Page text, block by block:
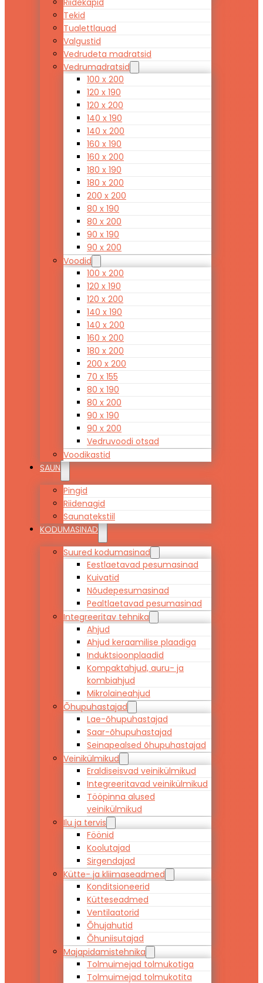
Riidekapid
Tekid
Tualettlauad
Valgustid
Vedrudeta madratsid
Vedrumadratsid
100 x 200
120 x 190
120 x 200
140 x 190
140 x 200
160 x 190
160 x 200
180 x 190
180 x 200
200 x 200
80 x 190
80 x 200
90 x 190
90 x 200
Voodid
100 x 200
120 x 190
120 x 200
140 x 190
140 x 200
160 x 200
180 x 200
200 x 200
70 x 155
80 x 190
80 x 200
90 x 190
90 x 200
Vedruvoodi otsad
Voodikastid
SAUN
Pingid
Riidenagid
Saunatekstiil
KODUMASINAD
Suured kodumasinad
Eestlaetavad pesumasinad
Kuivatid
Nõudepesumasinad
Pealtlaetavad pesumasinad
Integreeritav tehnika
Ahjud
Ahjud keraamilise plaadiga
Induktsioonplaadid
Kompaktahjud, auru- ja
kombiahjud
Mikrolaineahjud
Õhupuhastajad
Lae-õhupuhastajad
Saar-õhupuhastajad
Seinapealsed õhupuhastajad
Veinikülmikud
Eraldiseisvad veinikülmikud
Integreeritavad veinikülmikud
Tööpinna alused
veinikülmikud
Ilu ja tervis
Föönid
Koolutajad
Sirgendajad
Kütte- ja kliimaseadmed
Konditsioneerid
Kütteseadmed
Ventilaatorid
Õhujahutid
Õhuniisutajad
Majapidamistehnika
Tolmuimejad tolmukotiga
Tolmuimejad tolmukotita